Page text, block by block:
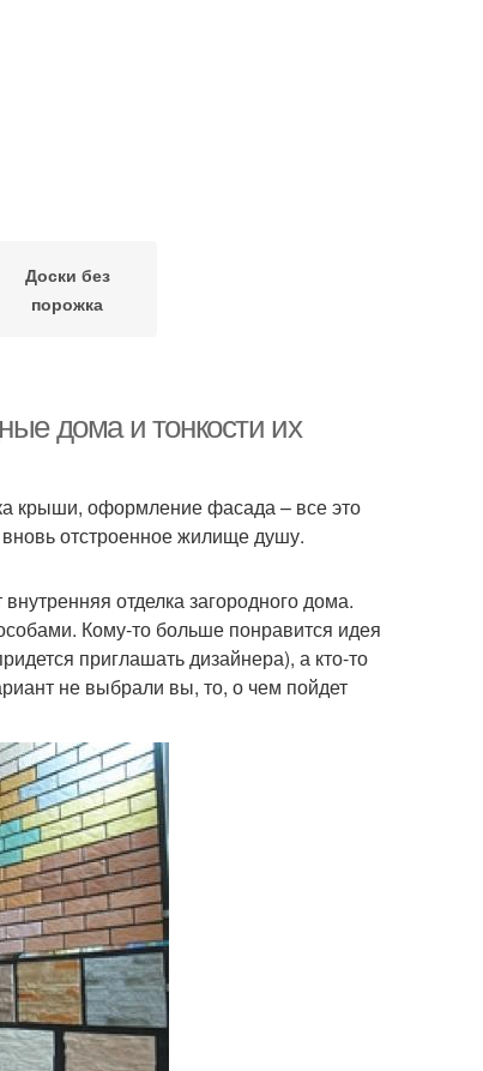
Доски без
порожка
дома и тонкости их
крыши, оформление фасада – все это
отстроенное жилище душу.
отделка загородного дома.
Кому-то больше понравится идея
приглашать дизайнера), а кто-то
не выбрали вы, то, о чем пойдет